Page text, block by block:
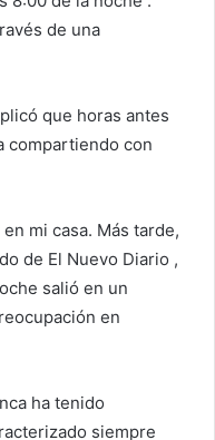
de una
que horas antes
compartiendo con
mi casa. Más tarde,
de El Nuevo Diario ,
salió en un
en
ha tenido
siempre